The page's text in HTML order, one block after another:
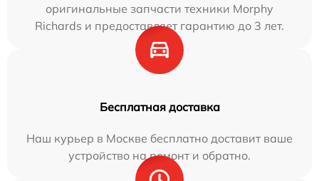
оригинальные запчасти техники Morphy
Richards и предоставляет гарантию до 3 лет.
Бесплатная доставка
Наш курьер в Москве бесплатно доставит ваше
устройство на ремонт и обратно.